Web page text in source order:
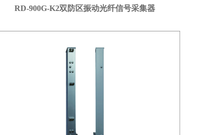
RD-900G-K2双防区振动光纤信号采集器